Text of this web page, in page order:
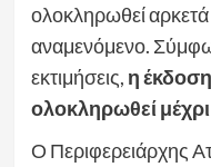
ολοκληρωθεί
αναμενόμενο.
εκτιμήσεις, η
ολοκληρωθεί
Ο Περιφερειάρχης